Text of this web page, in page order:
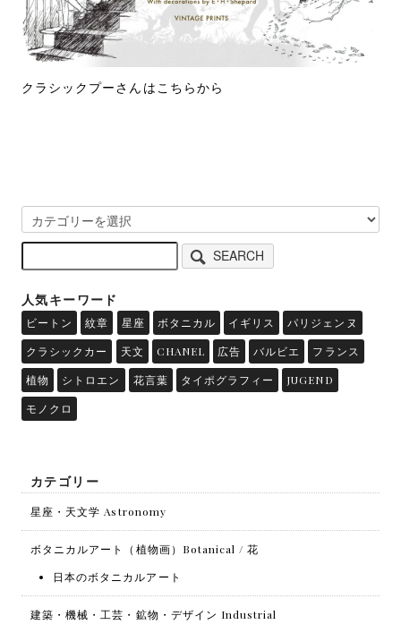
クラシックプーさんはこちらから
SEARCH
人気キーワード
ビートン 紋章 星座 ボタニカル イギリス
パリジェンヌ
クラシックカー
天文 CHANEL 広告 バルビエ
フランス
植物
シトロエン 花言葉 タイポグラフィー
JUGEND
モノクロ
カテゴリー
星座・天文学 Astronomy
ボタニカルアート（植物画）Botanical / 花
日本のボタニカルアート
建築・機械・工芸・鉱物・デザイン Industrial